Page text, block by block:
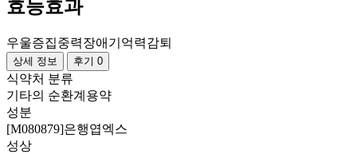
효능효과
우울증집중력장애 기억력감퇴
상세 정보 후기 0
식약처 분류
기타의 순환계용약
성분
[M080879]은행엽엑스
성상